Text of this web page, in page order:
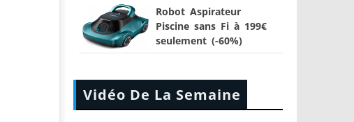
Robot Aspirateur
Piscine sans Fi à 199€
seulement (-60%)
Vidéo De La Semaine